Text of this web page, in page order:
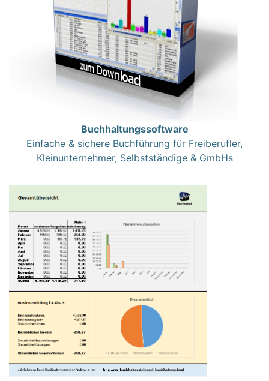
Buchhaltungssoftware
Einfache & sichere Buchführung für Freiberufler,
Kleinunternehmer, Selbstständige & GmbHs